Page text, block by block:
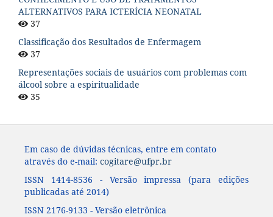
ALTERNATIVOS PARA ICTERÍCIA NEONATAL
37
Classificação dos Resultados de Enfermagem
37
Representações sociais de usuários com problemas com
álcool sobre a espiritualidade
35
Em caso de dúvidas técnicas, entre em contato
através do e-mail: cogitare@ufpr.br
ISSN 1414-8536 - Versão impressa (para edições
publicadas até 2014)
ISSN 2176-9133 - Versão eletrônica